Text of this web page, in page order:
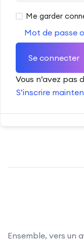
Me garder
Mot de passe
Se connecter
Vous n’avez pas
S’inscrire
Ensemble, vers un